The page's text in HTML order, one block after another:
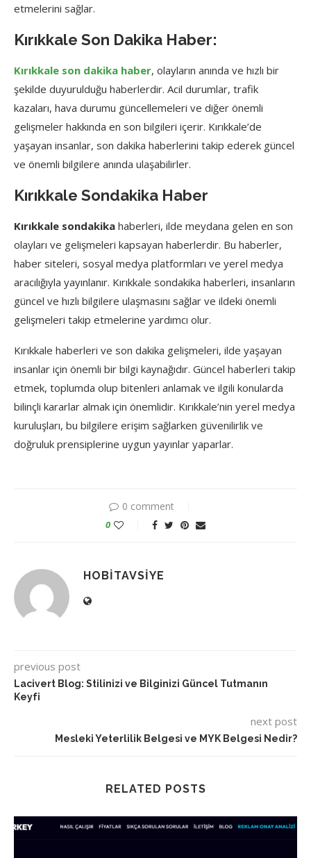
etmelerini sağlar.
Kırıkkale Son Dakika Haber:
Kırıkkale son dakika haber, olayların anında ve hızlı bir
şekilde duyurulduğu haberlerdir. Acil durumlar, trafik
kazaları, hava durumu güncellemeleri ve diğer önemli
gelişmeler hakkında en son bilgileri içerir. Kırıkkale’de
yaşayan insanlar, son dakika haberlerini takip ederek güncel
ve önemli bilgilere anında ulaşabilirler.
Kırıkkale Sondakika Haber
Kırıkkale sondakika haberleri, ilde meydana gelen en son
olayları ve gelişmeleri kapsayan haberlerdir. Bu haberler,
haber siteleri, sosyal medya platformları ve yerel medya
aracılığıyla yayınlanır. Kırıkkale sondakika haberleri, insanların
güncel ve hızlı bilgilere ulaşmasını sağlar ve ildeki önemli
gelişmeleri takip etmelerine yardımcı olur.
Kırıkkale haberleri ve son dakika gelişmeleri, ilde yaşayan
insanlar için önemli bir bilgi kaynağıdır. Güncel haberleri takip
etmek, toplumda olup bitenleri anlamak ve ilgili konularda
bilinçli kararlar almak için önemlidir. Kırıkkale’nin yerel medya
kuruluşları, bu bilgilere erişim sağlarken güvenilirlik ve
doğruluk prensiplerine uygun yayınlar yaparlar.
0 comment
0
HOBITAVSIYE
previous post
Lacivert Blog: Stilinizi ve Bilginizi Güncel Tutmanın
Keyfi
next post
Mesleki Yeterlilik Belgesi ve MYK Belgesi Nedir?
RELATED POSTS